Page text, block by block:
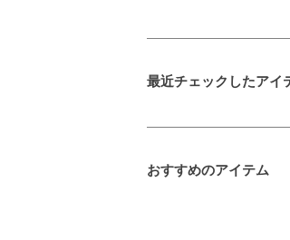
最近チェックしたアイ
おすすめのアイテム